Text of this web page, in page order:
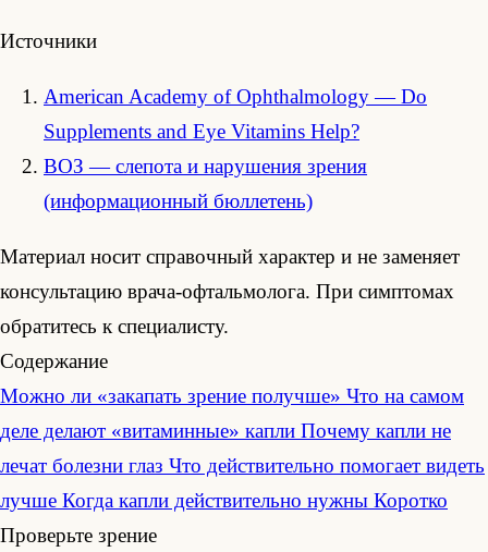
Источники
American Academy of Ophthalmology — Do
Supplements and Eye Vitamins Help?
ВОЗ — слепота и нарушения зрения
(информационный бюллетень)
Материал носит справочный характер и не заменяет
консультацию врача-офтальмолога. При симптомах
обратитесь к специалисту.
Содержание
Можно ли «закапать зрение получше» Что на самом
деле делают «витаминные» капли Почему капли не
лечат болезни глаз Что действительно помогает видеть
лучше Когда капли действительно нужны Коротко
Проверьте зрение